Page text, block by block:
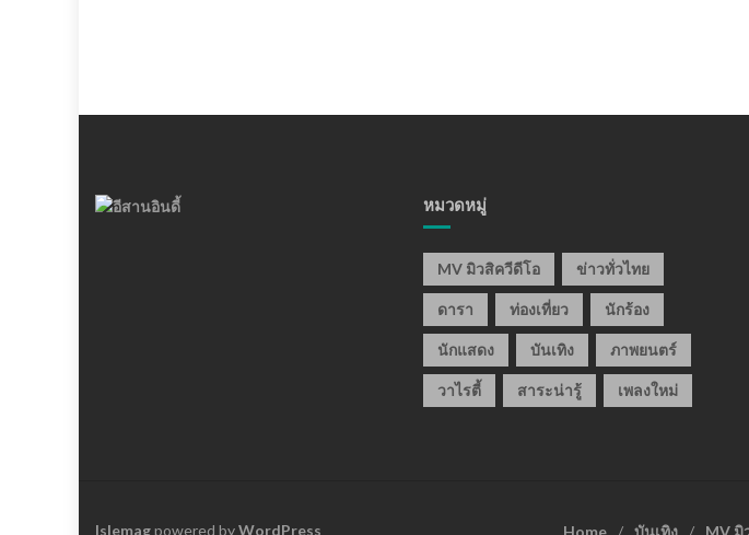
หมวดหมู่
MV มิวสิควีดีโอ ข่าวทั่วไทย
ดารา ท่องเที่ยว นักร้อง
นักแสดง บันเทิง ภาพยนตร์
วาไรตี้ สาระน่ารู้ เพลงใหม่
Home บันเทิง MV มิ
Islemagpowered byWordPress